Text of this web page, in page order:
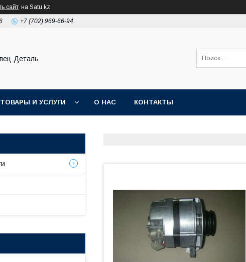
сайт на Satu.kz
+7 (702) 969-66-94
Деталь
ТОВАРЫ И УСЛУГИ О НАС КОНТАКТЫ